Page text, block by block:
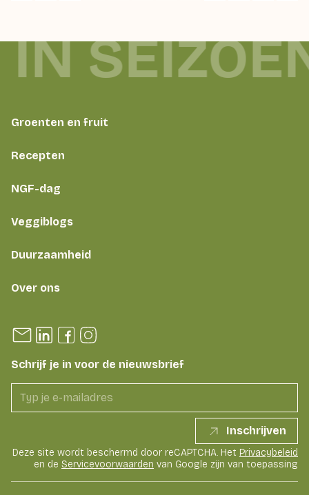
Groenten en fruit
Recepten
NGF-dag
Veggiblogs
Duurzaamheid
Over ons
Schrijf je in voor de nieuwsbrief
Inschrijven
Deze site wordt beschermd door reCAPTCHA. Het Privacybeleid
en de Servicevoorwaarden van Google zijn van toepassing